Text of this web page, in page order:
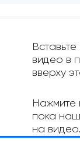
видео в
вверху
Нажмите
пока
на видео.